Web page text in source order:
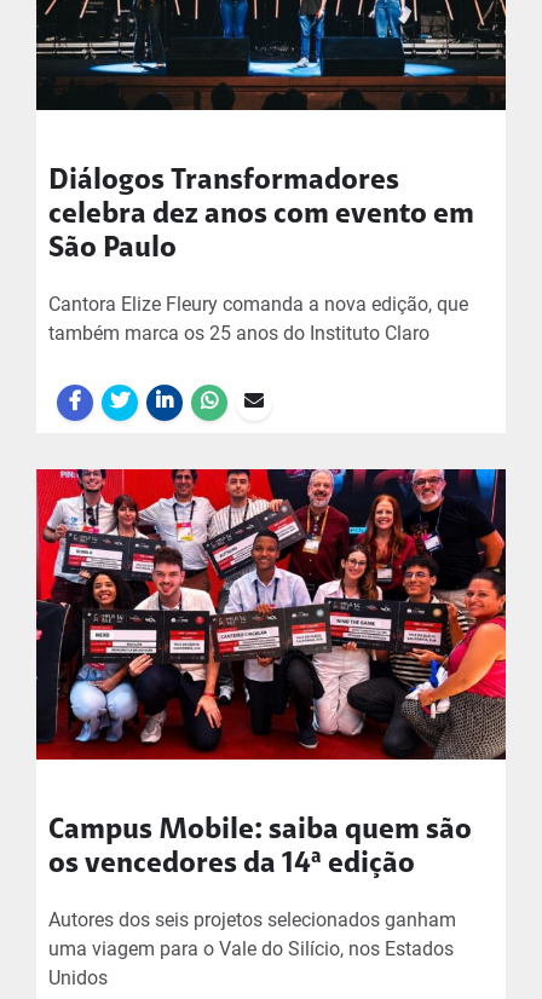
Diálogos Transformadores
celebra dez anos com evento em
São Paulo
Cantora Elize Fleury comanda a nova edição, que
também marca os 25 anos do Instituto Claro
Campus Mobile: saiba quem são
os vencedores da 14ª edição
Autores dos seis projetos selecionados ganham
uma viagem para o Vale do Silício, nos Estados
Unidos